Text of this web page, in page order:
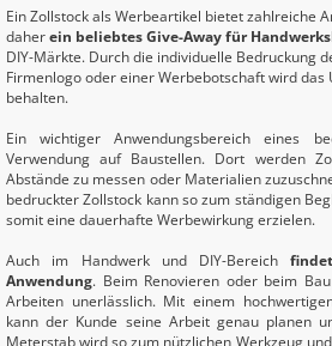
Ein Zollstock als Werbeartikel bietet zahlreiche
daherein beliebtes Give-Away für
DIY-Märkte. Durch die individuelle Bedruckung
Firmenlogo oder einer Werbebotschaft wird
behalten.
Ein wichtiger Anwendungsbereich eines
Verwendung auf Baustellen. Dort werden
Abstände zu messen oder Materialien
bedruckter Zollstock kann so zum ständigen
somit eine dauerhafte Werbewirkung erzielen.
Auch im Handwerk und DIY-Bereich
Anwendung. Beim Renovieren oder beim
Arbeiten unerlässlich. Mit einem
kann der Kunde seine Arbeit genau planen
Meterstab wird so zum nützlichen Werkzeug